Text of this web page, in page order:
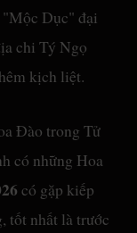
"Mộc Dục" đại
chi Tý Ngọ
kịch liệt.
Đào trong Tử
có những Hoa
có gặp kiếp
tốt nhất là trước